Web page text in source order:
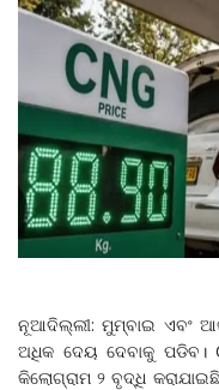
ନୂଆଦିଲ୍ଲୀ: ମୁମ୍ବାଇ ଏବଂ
ଅଧିକ ଦେୟ ଦେବାକୁ ପଡିବ।
କିଲୋଗ୍ରାମ ୨ ବୃଦ୍ଧି